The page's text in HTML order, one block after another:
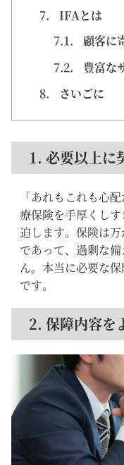
7.
IFAとは
7.1.
顧客に
7.2.
豊富な
8.
さいごに
1. 必要以上に
「あれもこれも心
療保険を手厚くし
迫します。保険は
であって、過剰な
ん。本当に必要な
です。
2. 保障内容を